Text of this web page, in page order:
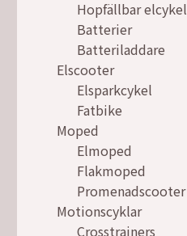
Hopfällbar elcykel
Batterier
Batteriladdare
Elscooter
Elsparkcykel
Fatbike
Moped
Elmoped
Flakmoped
Promenadscooter
Motionscyklar
Crosstrainers